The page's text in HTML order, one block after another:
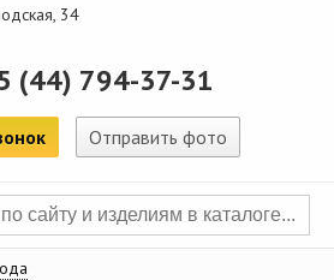
34
(44) 794-37-31
Отправить фото